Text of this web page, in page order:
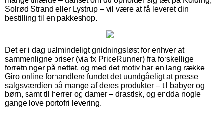
Solrød Strand eller Lystrup – vil være at få leveret din
bestilling til en pakkeshop.
Det er i dag ualmindeligt gnidningsløst for enhver at
sammenligne priser (via fx PriceRunner) fra forskellige
forretninger på nettet, og med det motiv har en lang række
Giro online forhandlere fundet det uundgåeligt at presse
salgsværdien på mange af deres produkter – til babyer og
børn, samt til herrer og damer – drastisk, og endda nogle
gange love portofri levering.